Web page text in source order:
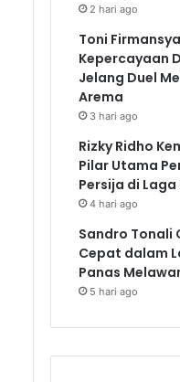
2 hari ago
Toni
Kepercayaan
Jelang Duel
Arema
3 hari ago
Rizky Ridho
Pilar Utama
Persija di Laga
4 hari ago
Sandro Tonali
Cepat dalam
Panas
5 hari ago